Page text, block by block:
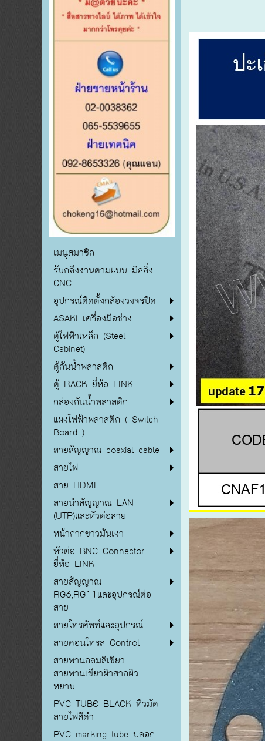
เมนูสมาชิก
รับกลึงงานตามแบบ มิลลิ่ง
CNC
อุปกรณ์ติดตั้งกล้องวงจรปิด
ASAKI เครื่องมือช่าง
ตู้ไฟฟ้าเหล็ก (Steel
Cabinet)
ตู้กันน้ำพลาสติก
ตู้ RACK ยี่ห้อ LINK
กล่องกันน้ำพลาสติก
แผงไฟฟ้าพลาสติก ( Switch
Board )
สายสัญญาณ coaxial cable
สายไฟ
สาย HDMI
สายนำสัญญาณ LAN
(UTP)และหัวต่อสาย
หน้ากากขาวมันเงา
หัวต่อ BNC Connector
ยี่ห้อ LINK
สายสัญญาณ
RG6,RG11และอุปกรณ์ต่อ
สาย
สายโทรศัพท์และอุปกรณ์
สายคอนโทรล Control
สายพานกลมสีเขียว
สายพานเขียวผิวสากผิว
หยาบ
PVC TUBE BLACK ทิวมัด
สายไฟสีดำ
PVC marking tube ปลอก